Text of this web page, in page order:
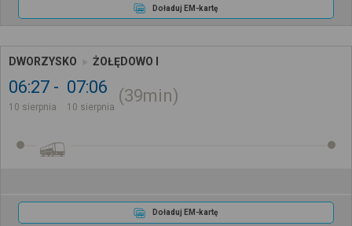
Doładuj EM-kartę
DWORZYSKO ŻOŁĘDOWO I
06:27
10 sierpnia
07:06
10 sierpnia
39min
Doładuj EM-kartę